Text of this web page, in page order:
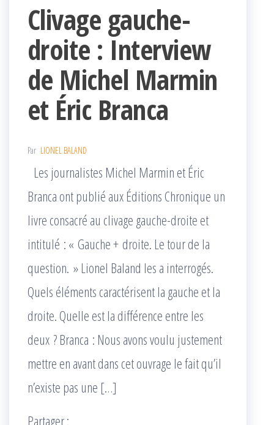
Clivage gauche-
droite : Interview
de Michel Marmin
et Éric Branca
Par LIONEL BALAND
Les journalistes Michel Marmin et Éric
Branca ont publié aux Éditions Chronique un
livre consacré au clivage gauche-droite et
intitulé : « Gauche + droite. Le tour de la
question. » Lionel Baland les a interrogés.
Quels éléments caractérisent la gauche et la
droite. Quelle est la différence entre les
deux ? Branca : Nous avons voulu justement
mettre en avant dans cet ouvrage le fait qu’il
n’existe pas une […]
Partager :